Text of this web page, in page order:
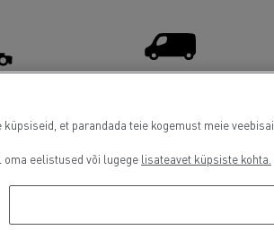
repair
Light Commercial Vehicles
küpsiseid, et parandada teie kogemust meie
oma eelistused või lugege lisateavet küpsiste kohta.